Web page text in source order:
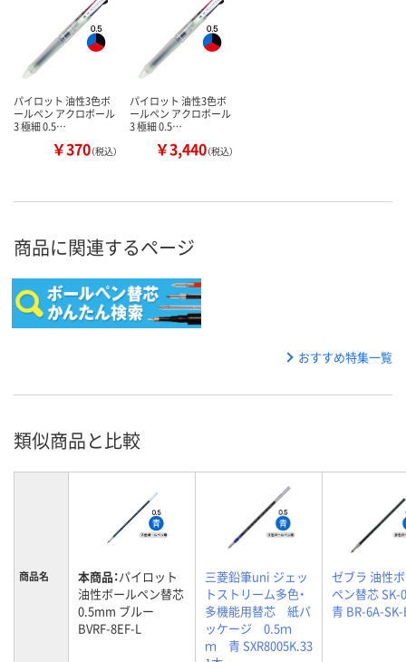
パイロット 油性3色ボ
ールペン アクロボール
3 極細 0.5…
￥370（税込）
パイロット 油性3色ボ
ールペン アクロボール
3 極細 0.5…
￥3,440（税込）
商品に関連するページ
おすすめ特集一覧
類似商品と比較
商品名 本商品：パイロット
油性ボールペン替芯
0.5mm ブルー
BVRF-8EF-L
三菱鉛筆uni ジェッ
トストリーム多色・
多機能用替芯 紙パ
ッケージ 0.5ｍ
ｍ 青 SXR8005K.33
ゼブラ 油性
ペン替芯 SK-
青 BR-6A-